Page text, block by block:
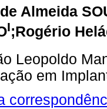
Almeida
I;Rogério
Leopoldo
em